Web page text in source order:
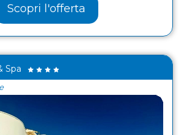
Scopri l'offerta
Spa